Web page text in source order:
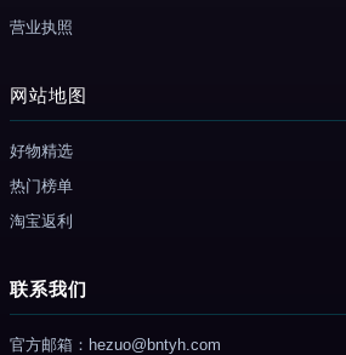
营业执照
网站地图
好物精选
热门榜单
淘宝返利
联系我们
官方邮箱：hezuo@bntyh.com